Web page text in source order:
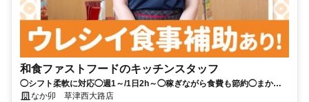
和食ファストフードのキッチンスタッフ
◯シフト柔軟に対応◯週1～/1日2h～◯稼ぎながら食費も節約◯まかな
い（食事補助）あり
なか卯 草津西大路店